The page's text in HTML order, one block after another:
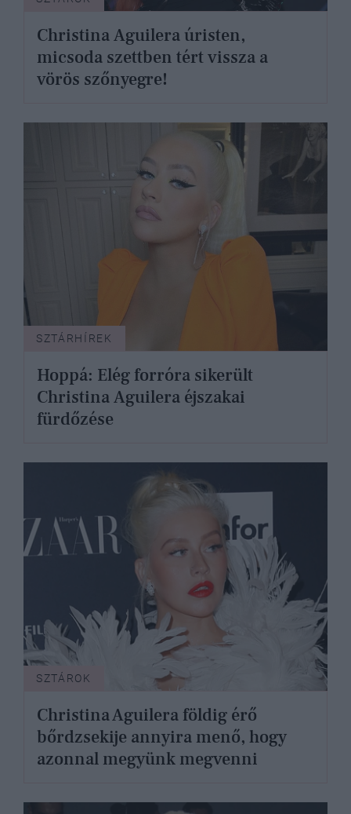
Christina Aguilera úristen,
micsoda szettben tért vissza a
vörös szőnyegre!
SZTÁRHÍREK
Hoppá: Elég forróra sikerült
Christina Aguilera éjszakai
fürdőzése
SZTÁROK
Christina Aguilera földig érő
bőrdzsekije annyira menő, hogy
azonnal megyünk megvenni